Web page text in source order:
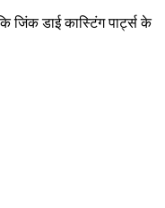
जिंक डाई कास्टिंग पार्ट्स के